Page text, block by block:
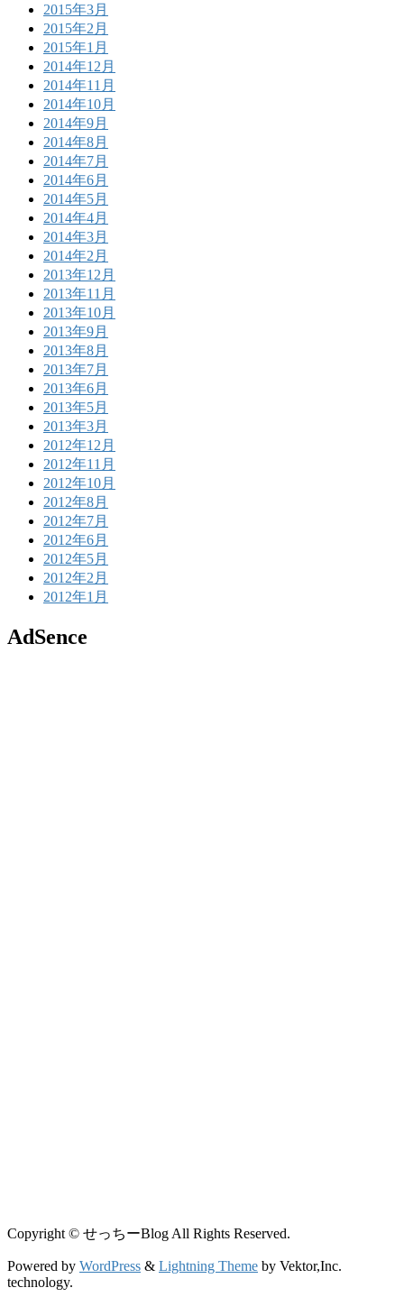
2015年3月
2015年2月
2015年1月
2014年12月
2014年11月
2014年10月
2014年9月
2014年8月
2014年7月
2014年6月
2014年5月
2014年4月
2014年3月
2014年2月
2013年12月
2013年11月
2013年10月
2013年9月
2013年8月
2013年7月
2013年6月
2013年5月
2013年3月
2012年12月
2012年11月
2012年10月
2012年8月
2012年7月
2012年6月
2012年5月
2012年2月
2012年1月
AdSence
Copyright © せっちーBlog All Rights Reserved.
Powered by WordPress & Lightning Theme by Vektor,Inc.
technology.